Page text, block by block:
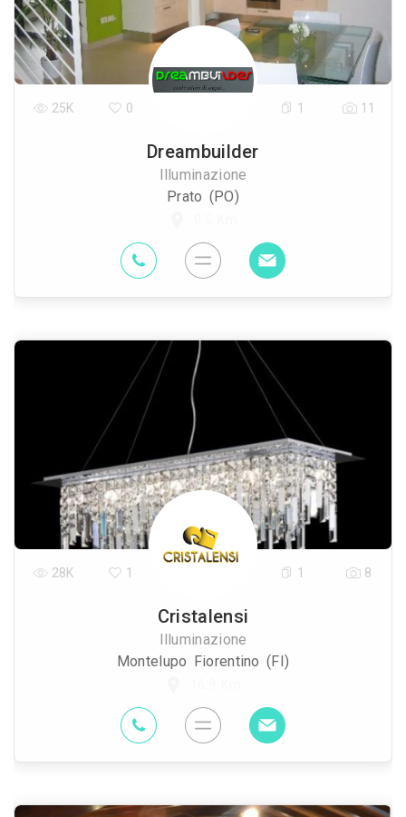
Dreambuilder
Illuminazione
Prato (PO)
25K 0 1 11
Cristalensi
Illuminazione
Montelupo Fiorentino (FI)
28K 1 1 8